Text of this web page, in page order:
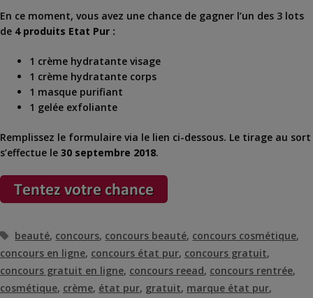
En ce moment, vous avez une chance de gagner l’un des 3 lots
de 4 produits Etat Pur :
1 crème hydratante visage
1 crème hydratante corps
1 masque purifiant
1 gelée exfoliante
Remplissez le formulaire via le lien ci-dessous. Le tirage au sort
s’effectue le 30 septembre 2018.
Étiquettes
beauté, concours, concours beauté, concours cosmétique,
concours en ligne, concours état pur, concours gratuit,
concours gratuit en ligne, concours reead, concours rentrée,
cosmétique, crème, état pur, gratuit, marque état pur,